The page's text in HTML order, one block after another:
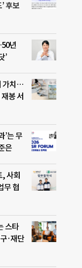
후보
년
’
가치…
봉 서
’는 무
은
사회
무 협
스타
·재단